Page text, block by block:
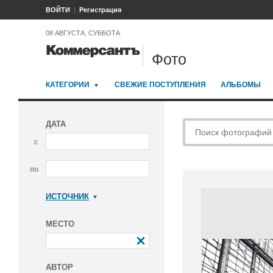
ВОЙТИ Регистрация
08 АВГУСТА, СУББОТА
Фото
КАТЕГОРИИ СВЕЖИЕ ПОСТУПЛЕНИЯ АЛЬБОМЫ
ДАТА
с
по
ИСТОЧНИК
МЕСТО
АВТОР